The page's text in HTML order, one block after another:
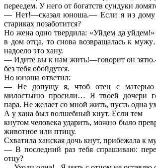
переедем. У него от богатств сундуки
— Нет!—сказал юноша.— Если я из дому
стариках позаботится?
Но жена одно твердила: «Уйдем да уйдем!»
в дом отца, то снова возвращалась к
надоело это хану.
— Идите вы к нам жить!—говорит он
без тебя обойдутся.
Но юноша ответил:
— Не допущу я, чтоб отец с матерью
милостыню просили… Я твоей дочери
пара. Не желает со мной жить, пусть одна
А у хана был волшебный кнут. Если тем
кнутом человека ударить, можно было
животное или птицу.
Схватила ханская дочь кнут, прибежала к
— В последний раз тебя спрашиваю:
отцу?